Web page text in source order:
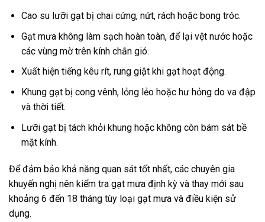
Cao su lưỡi gạt bị chai cứng, nứt, rách hoặc bong tróc.
Gạt mưa không làm sạch hoàn toàn, để lại vệt nước hoặc
các vùng mờ trên kính chắn gió.
Xuất hiện tiếng kêu rít, rung giật khi gạt hoạt động.
Khung gạt bị cong vênh, lỏng lẻo hoặc hư hỏng do va đập
và thời tiết.
Lưỡi gạt bị tách khỏi khung hoặc không còn bám sát bề
mặt kính.
Để đảm bảo khả năng quan sát tốt nhất, các chuyên gia
khuyến nghị nên kiểm tra gạt mưa định kỳ và thay mới sau
khoảng 6 đến 18 tháng tùy loại gạt mưa và điều kiện sử
dụng.